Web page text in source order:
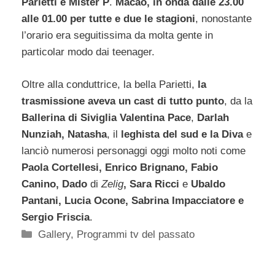
Parietti e Mister P. Macao, in onda dalle 23.00
alle 01.00 per tutte e due le stagioni, nonostante
l’orario era seguitissima da molta gente in
particolar modo dai teenager.
Oltre alla conduttrice, la bella Parietti, la
trasmissione aveva un cast di tutto punto, da la
Ballerina di Siviglia Valentina Pace, Darlah
Nunziah, Natasha, il leghista del sud e la Divae
lanciò numerosi personaggi oggi molto noti come
Paola Cortellesi, Enrico Brignano, Fabio
Canino, Dado diZelig, Sara Ricci e Ubaldo
Pantani, Lucia Ocone, Sabrina Impacciatore e
Sergio Friscia.
Categorie
Gallery, Programmi tv del passato